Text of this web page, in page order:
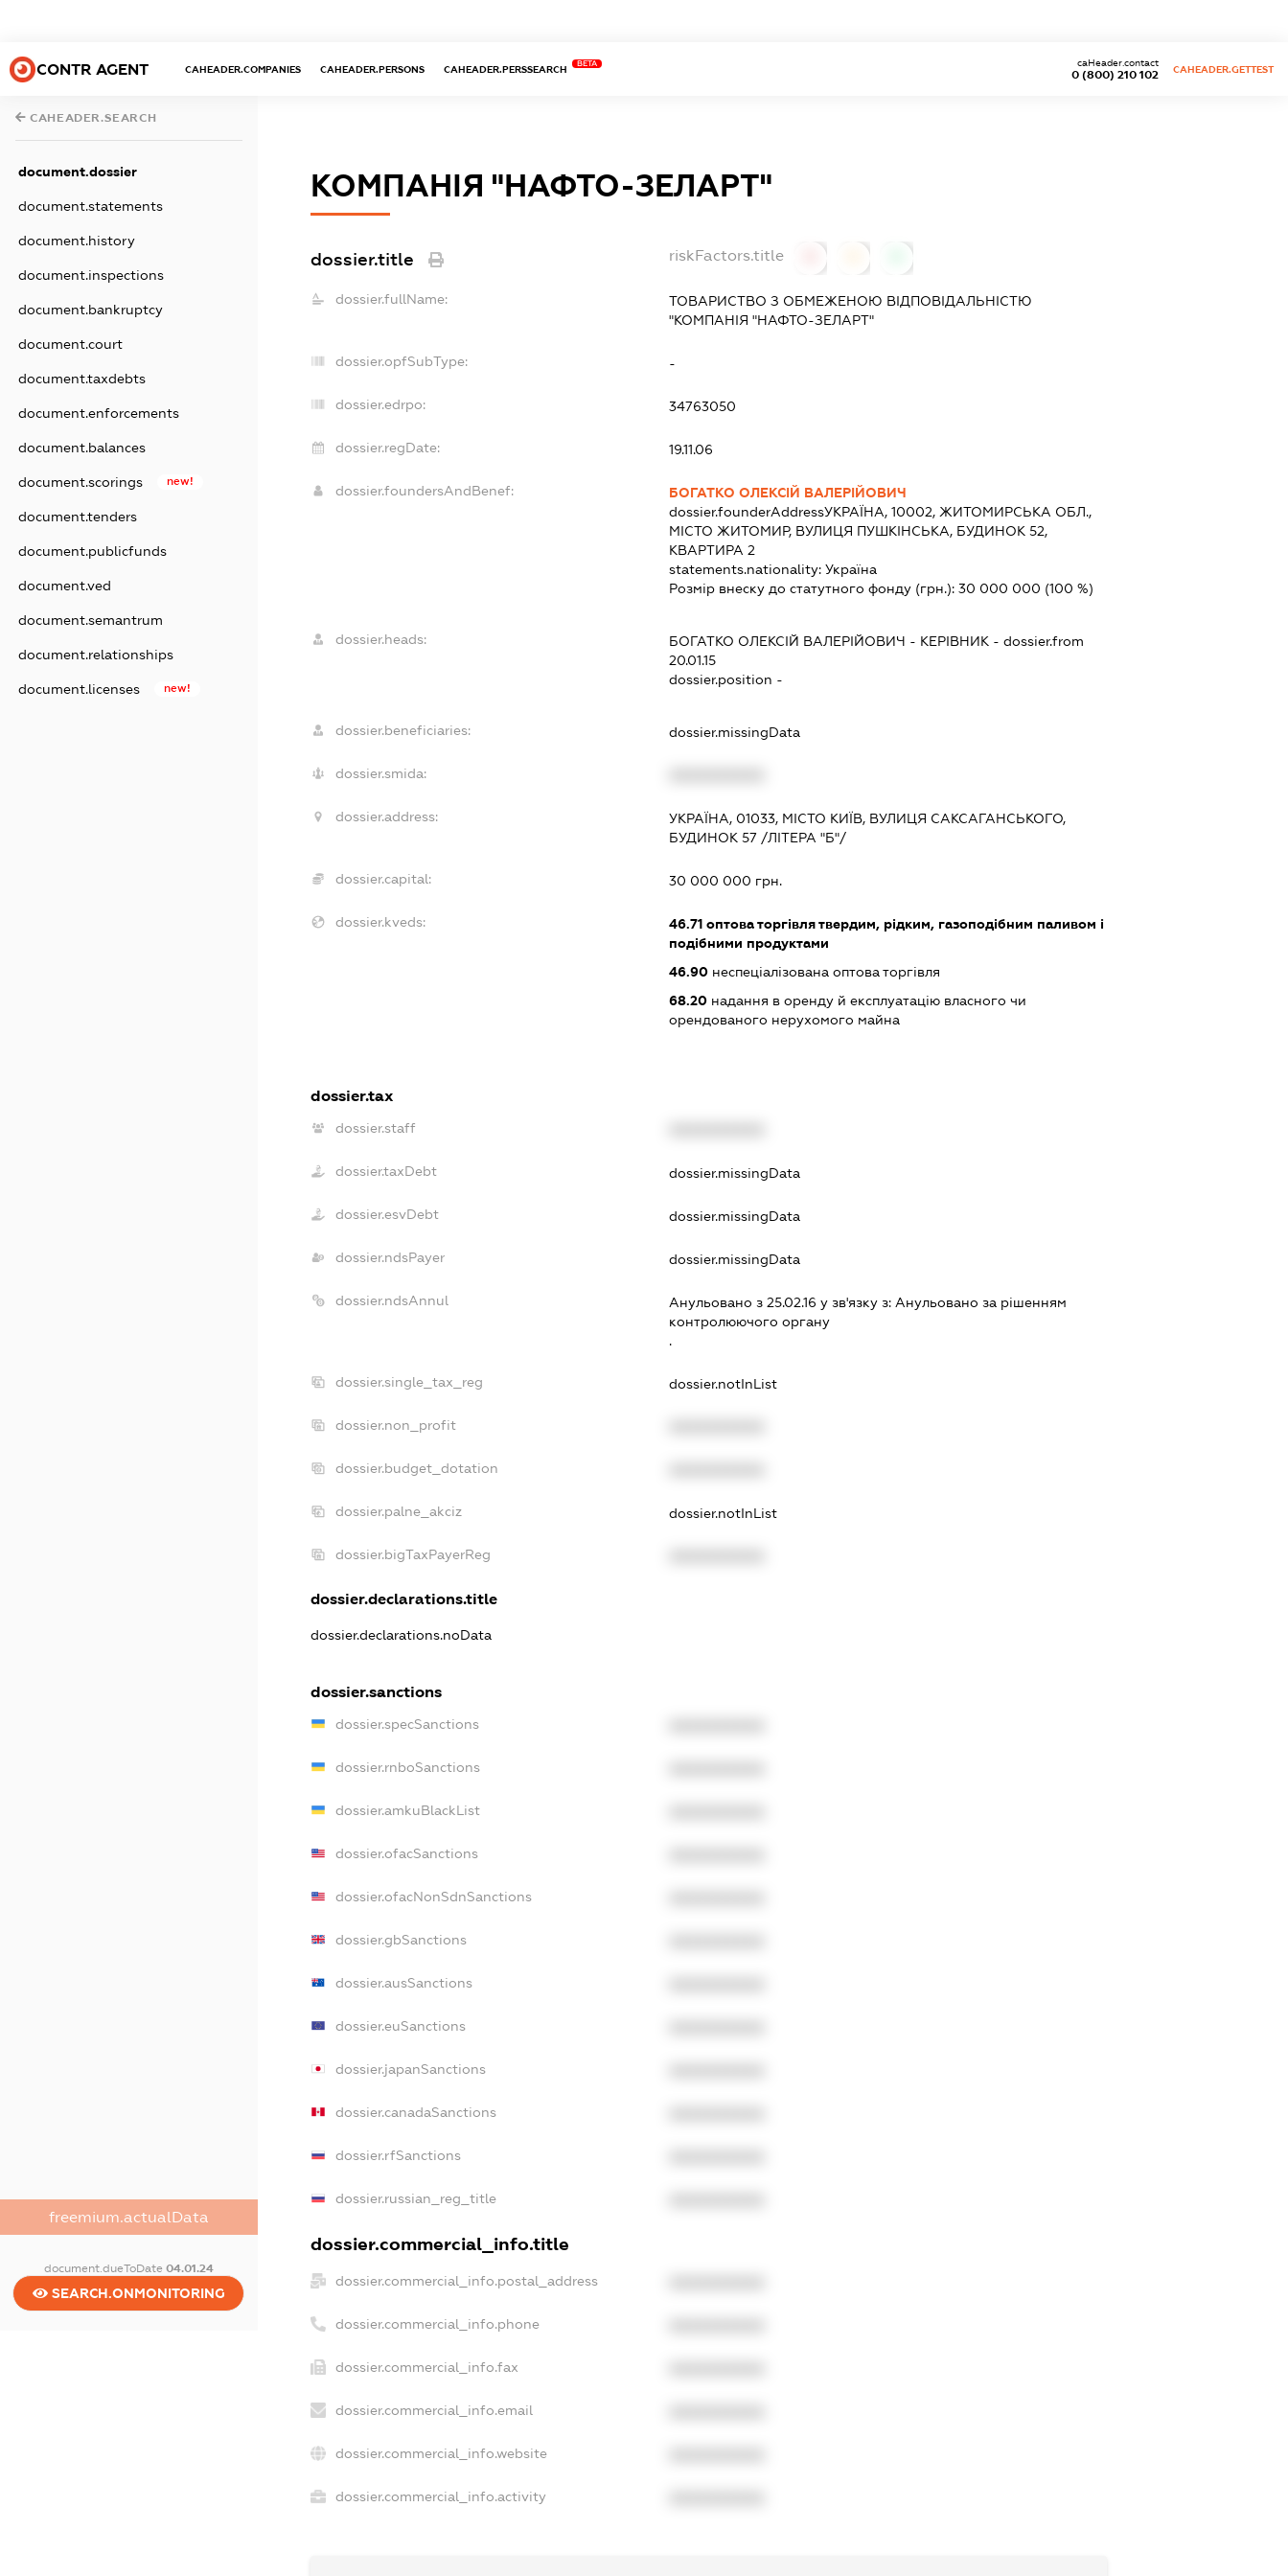
CONTR AGENT CAHEADER.COMPANIES CAHEADER.PERSONS CAHEADER.PERSSEARCH
BETA
0 (800) 210 102
caHeader.contact
CAHEADER.GETTEST
CAHEADER.SEARCH
document.dossier
document.statements
document.history
document.inspections
document.bankruptcy
document.court
document.taxdebts
document.enforcements
document.balances
document.scorings new!
document.tenders
document.publicfunds
document.ved
document.semantrum
document.relationships
document.licenses new!
freemium.actualData
document.dueToDate 04.01.24
SEARCH.ONMONITORING
КОМПАНІЯ "НАФТО-ЗЕЛАРТ"
dossier.title riskFactors.title
dossier.fullName:
ТОВАРИСТВО З ОБМЕЖЕНОЮ ВІДПОВІДАЛЬНІСТЮ
"КОМПАНІЯ "НАФТО-ЗЕЛАРТ"
dossier.opfSubType: -
dossier.edrpo: 34763050
dossier.regDate: 19.11.06
dossier.foundersAndBenef:
БОГАТКО ОЛЕКСІЙ ВАЛЕРІЙОВИЧ
dossier.founderAddressУКРАЇНА, 10002, ЖИТОМИРСЬКА ОБЛ.,
МІСТО ЖИТОМИР, ВУЛИЦЯ ПУШКІНСЬКА, БУДИНОК 52,
КВАРТИРА 2
statements.nationality: Україна
Розмір внеску до статутного фонду (грн.): 30 000 000 (100 %)
dossier.heads: БОГАТКО ОЛЕКСІЙ ВАЛЕРІЙОВИЧ - КЕРІВНИК - dossier.from
20.01.15
dossier.position -
dossier.beneficiaries: dossier.missingData
dossier.smida:
dossier.address:
УКРАЇНА, 01033, МІСТО КИЇВ, ВУЛИЦЯ САКСАГАНСЬКОГО,
БУДИНОК 57 /ЛІТЕРА "Б"/
dossier.capital: 30 000 000 грн.
dossier.kveds: 46.71оптова торгівля твердим, рідким, газоподібним паливом і
подібними продуктами
46.90неспеціалізована оптова торгівля
68.20надання в оренду й експлуатацію власного чи
орендованого нерухомого майна
dossier.tax
dossier.staff
dossier.taxDebt dossier.missingData
dossier.esvDebt dossier.missingData
dossier.ndsPayer dossier.missingData
dossier.ndsAnnul Анульовано з 25.02.16 у зв'язку з: Анульовано за рiшенням
контролюючого органу
.
dossier.single_tax_reg dossier.notInList
dossier.non_profit
dossier.budget_dotation
dossier.palne_akciz dossier.notInList
dossier.bigTaxPayerReg
dossier.declarations.title
dossier.declarations.noData
dossier.sanctions
dossier.specSanctions
dossier.rnboSanctions
dossier.amkuBlackList
dossier.ofacSanctions
dossier.ofacNonSdnSanctions
dossier.gbSanctions
dossier.ausSanctions
dossier.euSanctions
dossier.japanSanctions
dossier.canadaSanctions
dossier.rfSanctions
dossier.russian_reg_title
dossier.commercial_info.title
dossier.commercial_info.postal_address
dossier.commercial_info.phone
dossier.commercial_info.fax
dossier.commercial_info.email
dossier.commercial_info.website
dossier.commercial_info.activity